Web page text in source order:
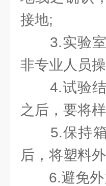
接地;
3.实验室
非专业人员
4.试验结
之后，要将
5.保持箱
后，将塑料
6.避免外